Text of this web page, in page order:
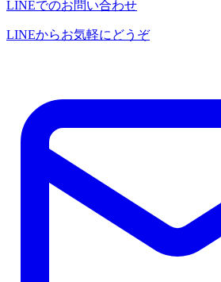
LINEでのお問い合わせ
LINEからお気軽にどうぞ